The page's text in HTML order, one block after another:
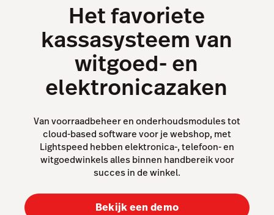
Kassasysteem
Omnichannel
Payments
Capital
Inventory
Insights
Accounting
Integraties
Het favoriete
kassasysteem van
witgoed- en
elektronicazaken
Van voorraadbeheer en onderhoudsmodules tot
cloud-based software voor je webshop, met
Lightspeed hebben elektronica-, telefoon- en
witgoedwinkels alles binnen handbereik voor
succes in de winkel.
Bekijk een demo